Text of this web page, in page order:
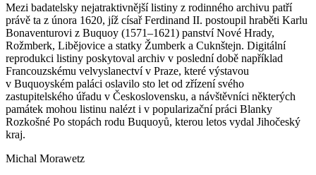
Mezi badatelsky nejatraktivnější listiny z rodinného archivu patří
právě ta z února 1620, jíž císař Ferdinand II. postoupil hraběti Karlu
Bonaventurovi z Buquoy (1571–1621) panství Nové Hrady,
Rožmberk, Libějovice a statky Žumberk a Cuknštejn. Digitální
reprodukci listiny poskytoval archiv v poslední době například
Francouzskému velvyslanectví v Praze, které výstavou
v Buquoyském paláci oslavilo sto let od zřízení svého
zastupitelského úřadu v Československu, a návštěvníci některých
památek mohou listinu nalézt i v popularizační práci Blanky
Rozkošné Po stopách rodu Buquoyů, kterou letos vydal Jihočeský
kraj.
Michal Morawetz